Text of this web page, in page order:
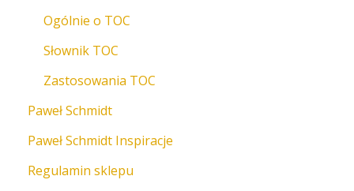
Ogólnie o TOC
Słownik TOC
Zastosowania TOC
Paweł Schmidt
Paweł Schmidt Inspiracje
Regulamin sklepu